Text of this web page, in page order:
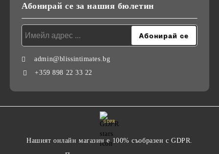
Абонирай се за нашия бюлетин
admin@blissintimates.bg
+359 898 22 33 22
GDPR
Нашият онлайн магазин е 100% съобразен с GDPR.